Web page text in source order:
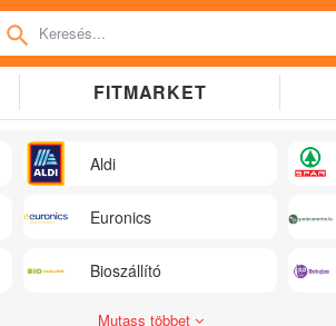
FITMARKET
Aldi
Euronics
Bioszállító
Mutass többet